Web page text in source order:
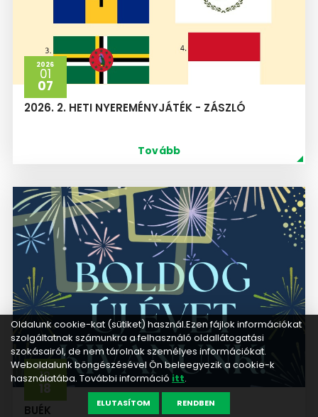
2026
01
07
2026. 2. HETI NYEREMÉNYJÁTÉK - ZÁSZLÓ
Tovább
2025
12
18
BUÉK
Oldalunk cookie-kat (sütiket) használ.Ezen fájlok információkat
szolgáltatnak számunkra a felhasználó oldallátogatási
szokásairól, de nem tárolnak személyes információkat.
Weboldalunk böngészésével Ön beleegyezik a cookie-k
használatába. További információ itt.
ELUTASÍTOM RENDBEN